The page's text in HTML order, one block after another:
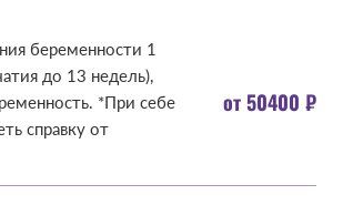
беременности 1
до 13 недель),
*При себе
справку от
от 50400 ₽